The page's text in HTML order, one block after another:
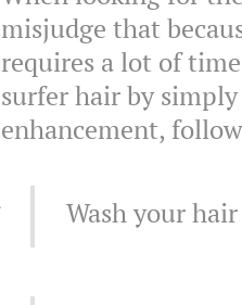
misjudge that
requires a lot of
surfer hair by
enhancement,
Wash your